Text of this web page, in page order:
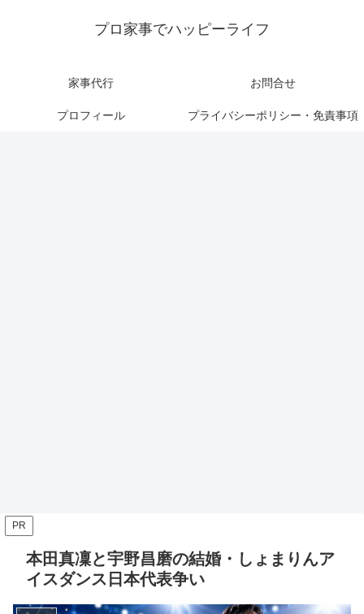
プロ家事でハッピーライフ
家事代行 お問合せ
プロフィール プライバシーポリシー・免責事項
PR
本田真凜と宇野昌磨の結婚・しょまりんア
イスダンス日本代表争い